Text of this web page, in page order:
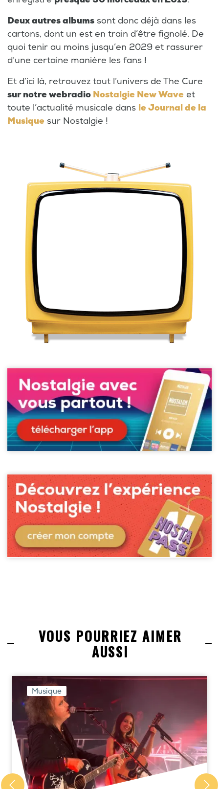
Deux autres albums sont donc déjà dans les
cartons, dont un est en train d’être fignolé. De
quoi tenir au moins jusqu’en 2029 et rassurer
d’une certaine manière les fans !
Et d’ici là, retrouvez tout l’univers de The Cure
sur notre webradio Nostalgie New Wave et
toute l’actualité musicale dans le Journal de la
Musique sur Nostalgie !
VOUS POURRIEZ AIMER
AUSSI
Musique